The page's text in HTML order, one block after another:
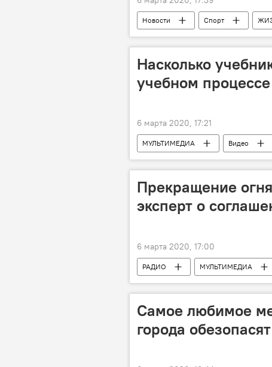
Новости Спорт
Италия
Коронавирус
Насколько
учебном процессе
6 марта 2020, 17:21
МУЛЬТИМЕДИА Видео
Прекращение
эксперт о
6 марта 2020, 17:00
РАДИО МУЛЬТИМЕДИА
Новости
Самое любимое
города